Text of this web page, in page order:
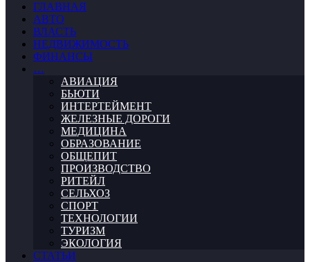
ГЛАВНАЯ
АВТО
ВЛАСТЬ
НЕДВИЖИМОСТЬ
ФИНАНСЫ
…
АВИАЦИЯ
БЬЮТИ
ИНТЕРТЕЙМЕНТ
ЖЕЛЕЗНЫЕ ДОРОГИ
МЕДИЦИНА
ОБРАЗОВАНИЕ
ОБЩЕПИТ
ПРОИЗВОДСТВО
РИТЕЙЛ
СЕЛЬХОЗ
СПОРТ
ТЕХНОЛОГИИ
ТУРИЗМ
ЭКОЛОГИЯ
СТАТЬИ